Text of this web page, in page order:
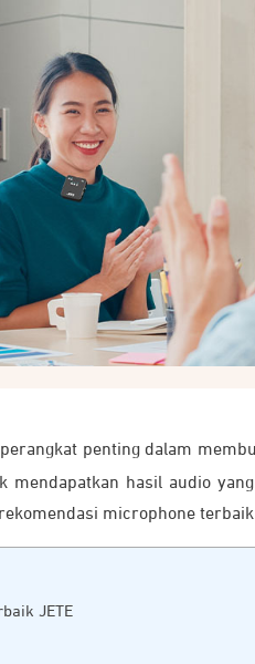
penting dalam
mendapatkan hasil audio
microphone
JETE